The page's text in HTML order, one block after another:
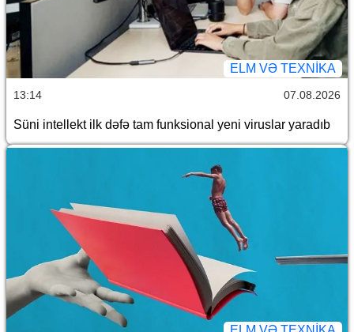
ELM VƏ TEXNIKA
13:14 07.08.2026
Süni intellekt ilk dəfə tam funksional yeni viruslar yaradıb